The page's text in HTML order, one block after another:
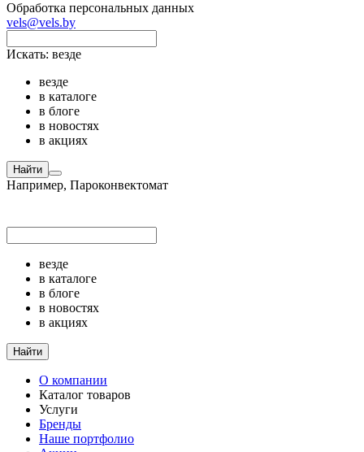
Обработка персональных данных
vels@vels.by
Искать: везде
везде
в каталоге
в блоге
в новостях
в акциях
Найти
Например, Пароконвектомат
везде
в каталоге
в блоге
в новостях
в акциях
Найти
О компании
Каталог товаров
Услуги
Бренды
Наше портфолио